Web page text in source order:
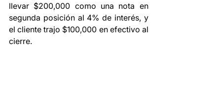
llevar $200,000 como una nota en
segunda posición al 4% de interés, y
el cliente trajo $100,000 en efectivo al
cierre.